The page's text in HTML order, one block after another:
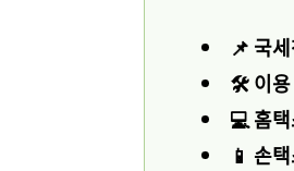
📌 국
🛠️ 이용
💻 홈
📱 손